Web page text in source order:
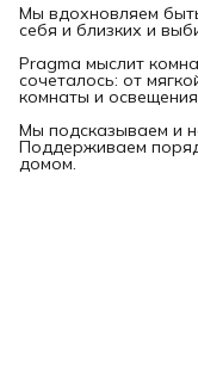
Мы вдохновляем
себя и близких и
Pragma мыслит
сочеталось: от
комнаты и
Мы подсказываем и
Поддерживаем
домом.